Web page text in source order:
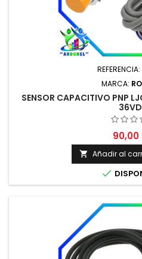
REFERENCIA:
MARCA:
SENSOR CAPACITIVO PNP
90,00
 Añadir al
